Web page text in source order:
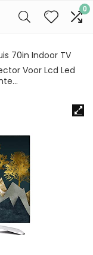
0
70in Indoor TV
Voor Lcd Led